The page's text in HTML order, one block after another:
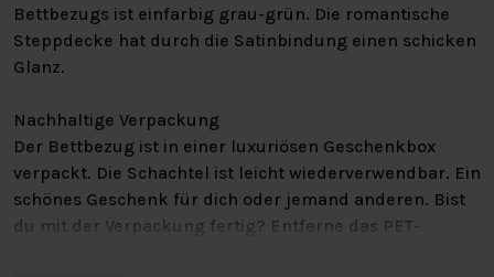
Bettbezugs ist einfarbig grau-grün. Die romantische
Steppdecke hat durch die Satinbindung einen schicken
Glanz.
Nachhaltige Verpackung
Der Bettbezug ist in einer luxuriösen Geschenkbox
verpackt. Die Schachtel ist leicht wiederverwendbar. Ein
schönes Geschenk für dich oder jemand anderen. Bist
du mit der Verpackung fertig? Entferne das PET-